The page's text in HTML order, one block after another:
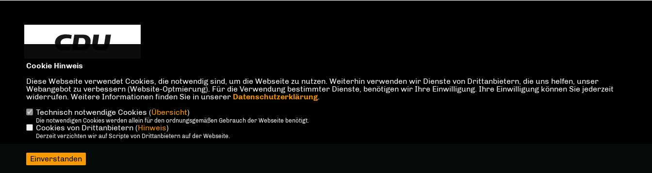
IMPRESSUM DATENSCHUTZ KONTAKT
Cookie Hinweis
Diese Webseite verwendet Cookies, die notwendig sind, um die Webseite zu nutzen. Weiterhin verwenden wir Dienste von Drittanbietern, die uns helfen, unser
Webangebot zu verbessern (Website-Optmierung). Für die Verwendung bestimmter Dienste, benötigen wir Ihre Einwilligung. Ihre Einwilligung können Sie jederzeit
widerrufen. Weitere Informationen finden Sie in unserer Datenschutzerklärung.
Technisch notwendige Cookies (Übersicht)
Die notwendigen Cookies werden allein für den ordnungsgemäßen Gebrauch der Webseite benötigt.
Cookies von Drittanbietern (Hinweis)
Derzeit verzichten wir auf Scripte von Drittanbietern auf der Webseite.
Einverstanden